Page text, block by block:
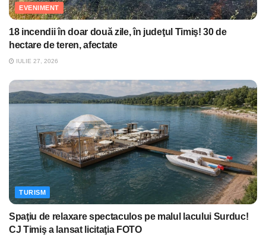
EVENIMENT
18 incendii în doar două zile, în judeţul Timiş! 30 de
hectare de teren, afectate
IULIE 27, 2026
TURISM
Spaţiu de relaxare spectaculos pe malul lacului Surduc!
CJ Timiş a lansat licitaţia FOTO